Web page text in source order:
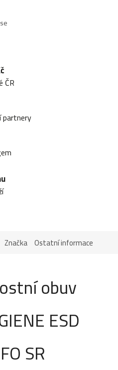
ČR
partnery
Značka Ostatní informace
obuv
ESD
SR